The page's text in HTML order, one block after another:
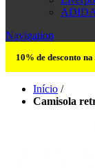
Navigation
10% de desconto
Início /
Camisola